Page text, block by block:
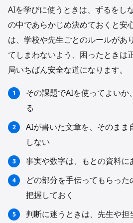
AIを学びに使うときは、ずるをし
の中であらかじめ決めておくと安
は、学校や先生ごとのルールがあ
てしまわないよう、困ったときは
局いちばん安全な道になります。
その課題でAIを使ってよいか
る
AIが書いた文章を、そのまま
しない
事実や数字は、もとの資料に
どの部分を手伝ってもらった
把握しておく
判断に迷うときは、先生や